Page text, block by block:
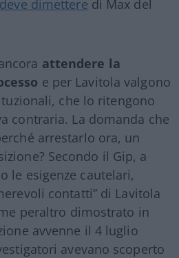
dimettere di Max del
attendere la
e per Lavitola valgono
che lo ritengono
contraria. La domanda che
arrestarlo ora, un
Secondo il Gip, a
le esigenze cautelari,
contatti” di Lavitola
peraltro dimostrato in
avvenne il 4 luglio
avevano scoperto